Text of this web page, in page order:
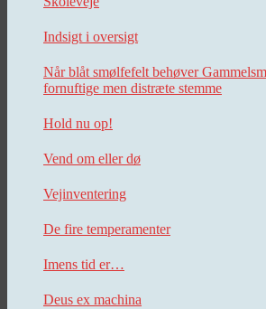
Indsigt i oversigt
Når blåt smølfefelt behøver
fornuftige men distræte stemme
Hold nu op!
Vend om eller dø
Vejinventering
De fire temperamenter
Imens tid er…
Deus ex machina